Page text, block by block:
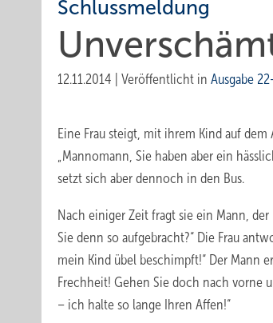
Schlussmeldung
12.11.2014 Veröffentlicht in Ausgabe
Eine Frau steigt, mit ihrem Kind auf
„Mannomann, Sie haben aber ein
setzt sich aber dennoch in den Bus.
Nach einiger Zeit fragt sie ein Mann,
Sie denn so aufgebracht?“ Die Frau
mein Kind übel beschimpft!“ Der Mann
Frechheit! Gehen Sie doch nach vorne
– ich halte so lange Ihren Affen!“